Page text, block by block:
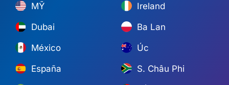
MỸ
Dubai
México
España
Ireland
Ba Lan
Úc
S. Châu Phi